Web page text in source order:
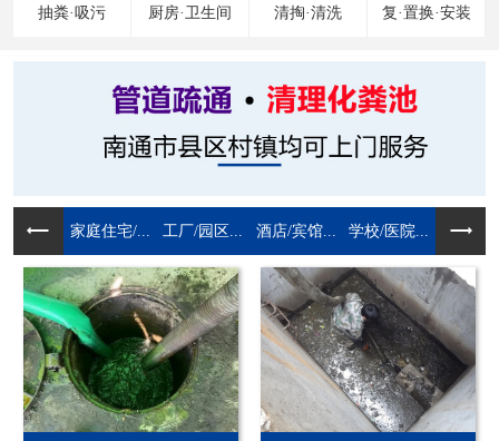
抽粪·吸污
厨房·卫生间
清掏·清洗
复·置换·安装
家庭住宅/... 工厂/园区... 酒店/宾馆... 学校/医院...